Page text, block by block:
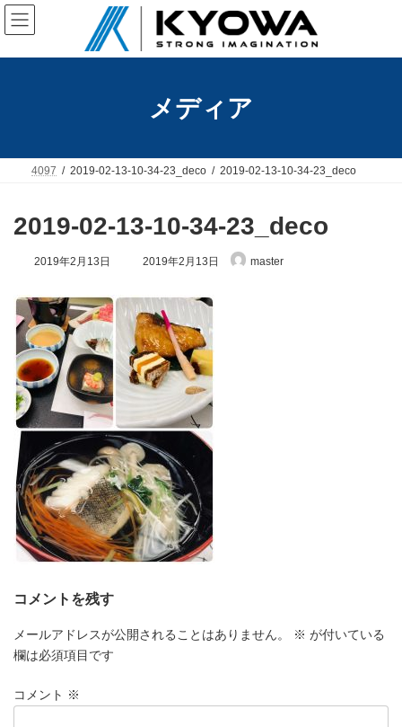
コ
ン
テ
ン
ナ
ビ
ゲ
ー
メディア
4097 2019-02-13-10-34-23_deco 2019-02-13-10-34-23_deco
2019-02-13-10-34-23_deco
2019年2月13日
最
新
日
時
:
2019年2月13日 master
コメントを残す
メールアドレスが公開されることはありません。 ※ が付いている
欄は必須項目です
コメント ※